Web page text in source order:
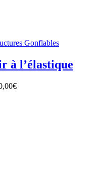
Gonflables
à l’élastique
€